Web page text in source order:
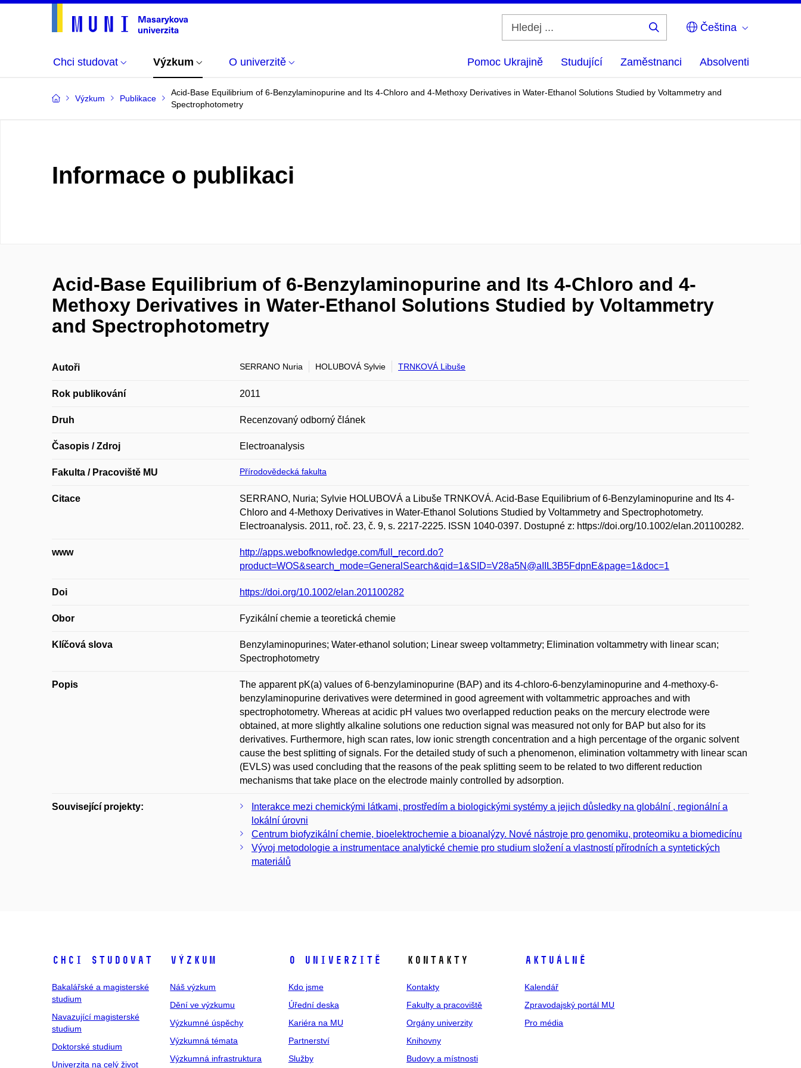
Čeština
Chci studovat Výzkum O univerzitě Pomoc Ukrajině Studující Zaměstnanci Absolventi
Výzkum Publikace
Acid-Base Equilibrium of 6-Benzylaminopurine and Its 4-Chloro and 4-Methoxy Derivatives in Water-Ethanol Solutions Studied by Voltammetry and
Spectrophotometry
Informace o publikaci
Acid-Base Equilibrium of 6-Benzylaminopurine and Its 4-Chloro and 4-
Methoxy Derivatives in Water-Ethanol Solutions Studied by Voltammetry
and Spectrophotometry
Autoři SERRANO Nuria HOLUBOVÁ Sylvie TRNKOVÁ Libuše
Rok publikování 2011
Druh Recenzovaný odborný článek
Časopis / Zdroj Electroanalysis
Fakulta / Pracoviště MU Přírodovědecká fakulta
Citace
SERRANO, Nuria; Sylvie HOLUBOVÁ a Libuše TRNKOVÁ. Acid-Base Equilibrium of 6-Benzylaminopurine and Its 4-
Chloro and 4-Methoxy Derivatives in Water-Ethanol Solutions Studied by Voltammetry and Spectrophotometry.
Electroanalysis. 2011, roč. 23, č. 9, s. 2217-2225. ISSN 1040-0397. Dostupné z: https://doi.org/10.1002/elan.201100282.
www
http://apps.webofknowledge.com/full_record.do?
product=WOS&search_mode=GeneralSearch&qid=1&SID=V28a5N@aIIL3B5FdpnE&page=1&doc=1
Doi https://doi.org/10.1002/elan.201100282
Obor Fyzikální chemie a teoretická chemie
Klíčová slova
Benzylaminopurines; Water-ethanol solution; Linear sweep voltammetry; Elimination voltammetry with linear scan;
Spectrophotometry
Popis
The apparent pK(a) values of 6-benzylaminopurine (BAP) and its 4-chloro-6-benzylaminopurine and 4-methoxy-6-
benzylaminopurine derivatives were determined in good agreement with voltammetric approaches and with
spectrophotometry. Whereas at acidic pH values two overlapped reduction peaks on the mercury electrode were
obtained, at more slightly alkaline solutions one reduction signal was measured not only for BAP but also for its
derivatives. Furthermore, high scan rates, low ionic strength concentration and a high percentage of the organic solvent
cause the best splitting of signals. For the detailed study of such a phenomenon, elimination voltammetry with linear scan
(EVLS) was used concluding that the reasons of the peak splitting seem to be related to two different reduction
mechanisms that take place on the electrode mainly controlled by adsorption.
Související projekty:
Interakce mezi chemickými látkami, prostředím a biologickými systémy a jejich důsledky na globální , regionální a
lokální úrovni
Centrum biofyzikální chemie, bioelektrochemie a bioanalýzy. Nové nástroje pro genomiku, proteomiku a biomedicínu
Vývoj metodologie a instrumentace analytické chemie pro studium složení a vlastností přírodních a syntetických
materiálů
Chci studovat
Bakalářské a magisterské
studium
Navazující magisterské
studium
Doktorské studium
Univerzita na celý život
Výzkum
Náš výzkum
Dění ve výzkumu
Výzkumné úspěchy
Výzkumná témata
Výzkumná infrastruktura
O univerzitě
Kdo jsme
Úřední deska
Kariéra na MU
Partnerství
Služby
Kontakty
Kontakty
Fakulty a pracoviště
Orgány univerzity
Knihovny
Budovy a místnosti
Aktuálně
Kalendář
Zpravodajský portál MU
Pro média